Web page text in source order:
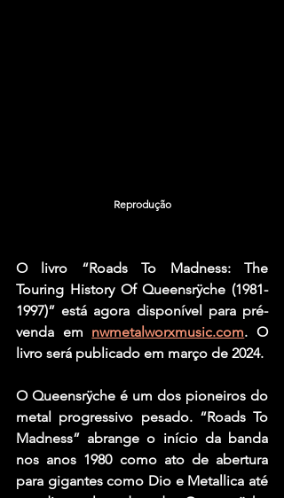
Reprodução
O livro “Roads To Madness: The
Touring History Of Queensrÿche (1981-
1997)” está agora disponível para pré-
venda em nwmetalworxmusic.com. O
livro será publicado em março de 2024.
O Queensrÿche é um dos pioneiros do
metal progressivo pesado. “Roads To
Madness” abrange o início da banda
nos anos 1980 como ato de abertura
para gigantes como Dio e Metallica até